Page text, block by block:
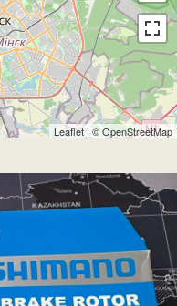
Leaflet | ©OpenStreetMap